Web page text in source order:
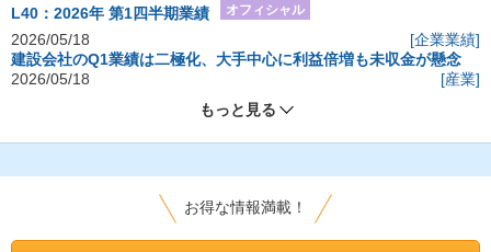
L40：2026年 第1四半期業績
オフィシャル
2026/05/18
[企業業績]
建設会社のQ1業績は二極化、大手中心に利益倍増も未収金が懸念
2026/05/18
[産業]
もっと見る
お得な情報満載！